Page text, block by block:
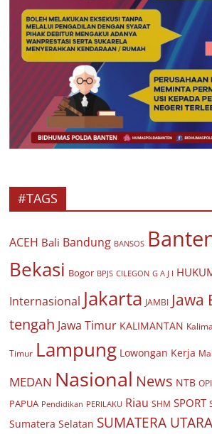
#TAGS
ACEH Bali Bandung BANSOS
Bekasi Bogor BPJS CILEGON G A J I
Internasional Jakarta JAMBI Jawa
tengah Jawa Timur KALIMANTAN
Timur Lampung Lowongan Kerja
MEDAN Nasional News NTB
PAPUA Pendidikan PERILAKU Riau SHM SPORT
Sumatera Selatan SUMATERA UTARA